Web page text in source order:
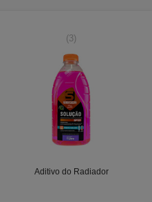
(3)
Aditivo do Radiador